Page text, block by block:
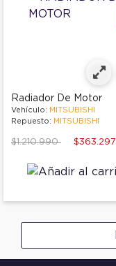
Radiador De Motor
Vehículo: MITSUBISHI
Repuesto: MITSUBISHI
Price reduced from
$1.210.990to $363.297